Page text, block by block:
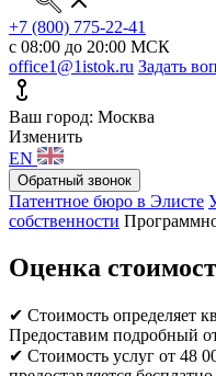
+7 (800) 775-22-41
с 08:00 до 20:00 МСК
office1@1istok.ru Задать
Ваш город: Москва
Изменить
EN
Обратный звонок
Патентное бюро в Элисте
собственности
Оценка
✔ Стоимость определяет
Предоставим подробный
✔ Стоимость услуг от 48